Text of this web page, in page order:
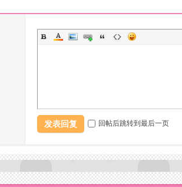
发表回复 回帖后跳转到最后一页